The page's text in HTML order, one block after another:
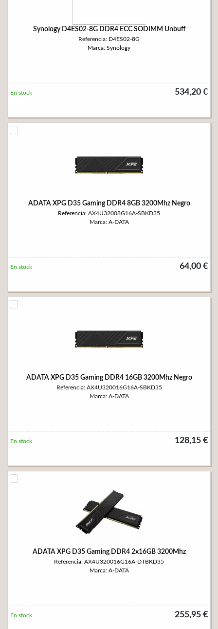
Synology D4ES02-8G DDR4 ECC SODIMM Unbuff
Referencia: D4ES02-8G
Marca: Synology
534,20 €
En stock
ADATA XPG D35 Gaming DDR4 8GB 3200Mhz Negro
Referencia: AX4U32008G16A-SBKD35
Marca: A-DATA
64,00 €
En stock
ADATA XPG D35 Gaming DDR4 16GB 3200Mhz Negro
Referencia: AX4U320016G16A-SBKD35
Marca: A-DATA
128,15 €
En stock
ADATA XPG D35 Gaming DDR4 2x16GB 3200Mhz
Referencia: AX4U320016G16A-DTBKD35
Marca: A-DATA
255,95 €
En stock